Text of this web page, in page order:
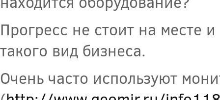
Прогресс не стоит на месте
такого вид бизнеса.
Очень часто используют